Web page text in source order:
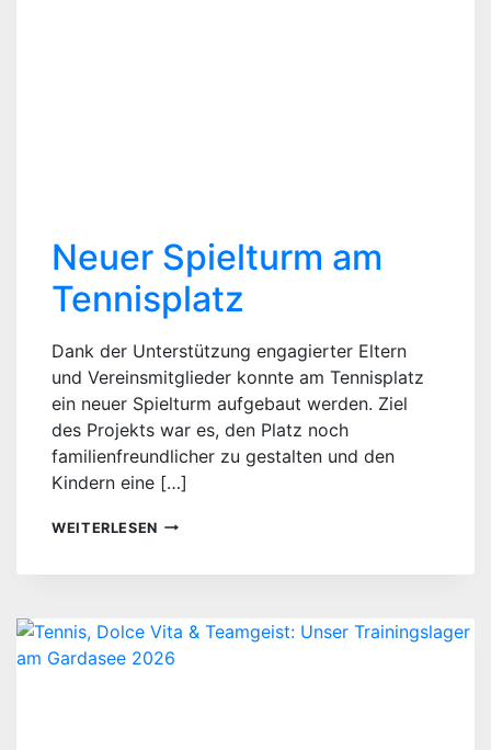
Neuer Spielturm am
Tennisplatz
Dank der Unterstützung engagierter Eltern
und Vereinsmitglieder konnte am Tennisplatz
ein neuer Spielturm aufgebaut werden. Ziel
des Projekts war es, den Platz noch
familienfreundlicher zu gestalten und den
Kindern eine […]
WEITERLESEN NEUER